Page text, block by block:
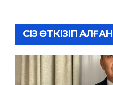
СІЗ ӨТКІЗІП АЛҒАН